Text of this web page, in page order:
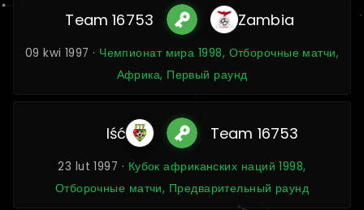
Team 16753 Zambia
09 kwi 1997 · Чемпионат мира 1998, Отборочные матчи,
Африка, Первый раунд
Iść Team 16753
23 lut 1997 · Кубок африканских наций 1998,
Отборочные матчи, Предварительный раунд